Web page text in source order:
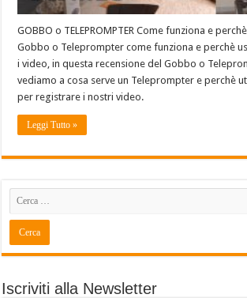
GOBBO o TELEPROMPTER Come funziona e
Gobbo o Teleprompter come funziona e perchè
i video, in questa recensione del Gobbo o
vediamo a cosa serve un Teleprompter e perchè
per registrare i nostri video.
Leggi Tutto »
Iscriviti alla Newsletter